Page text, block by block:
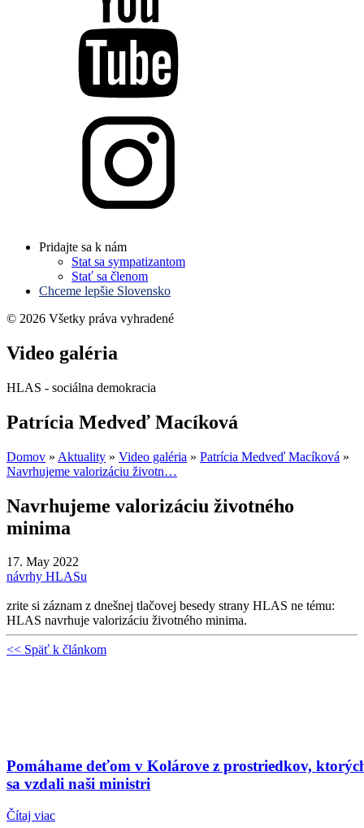
Pridajte sa k nám
Stat sa sympatizantom
Stať sa členom
Chceme lepšie Slovensko
© 2026 Všetky práva vyhradené
Video galéria
HLAS - sociálna demokracia
Patrícia Medveď Macíková
Domov » Aktuality » Video galéria » Patrícia Medveď Macíková »
Navrhujeme valorizáciu životn…
Navrhujeme valorizáciu životného
minima
17. May 2022
návrhy HLASu
zrite si záznam z dnešnej tlačovej besedy strany HLAS ne tému:
HLAS navrhuje valorizáciu životného minima.
<< Späť k článkom
Pomáhame deťom v Kolárove z prostriedkov,
sa vzdali naši ministri
Čítaj viac